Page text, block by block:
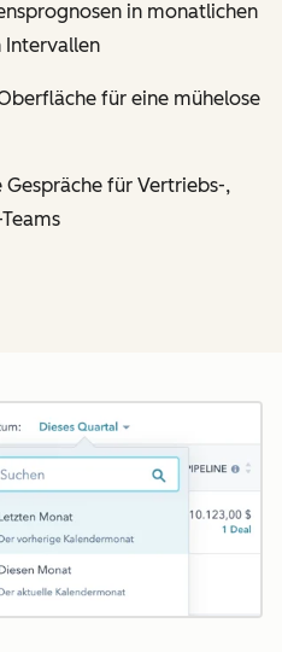
in monatlichen
Intervallen
für eine mühelose
für Vertriebs-,